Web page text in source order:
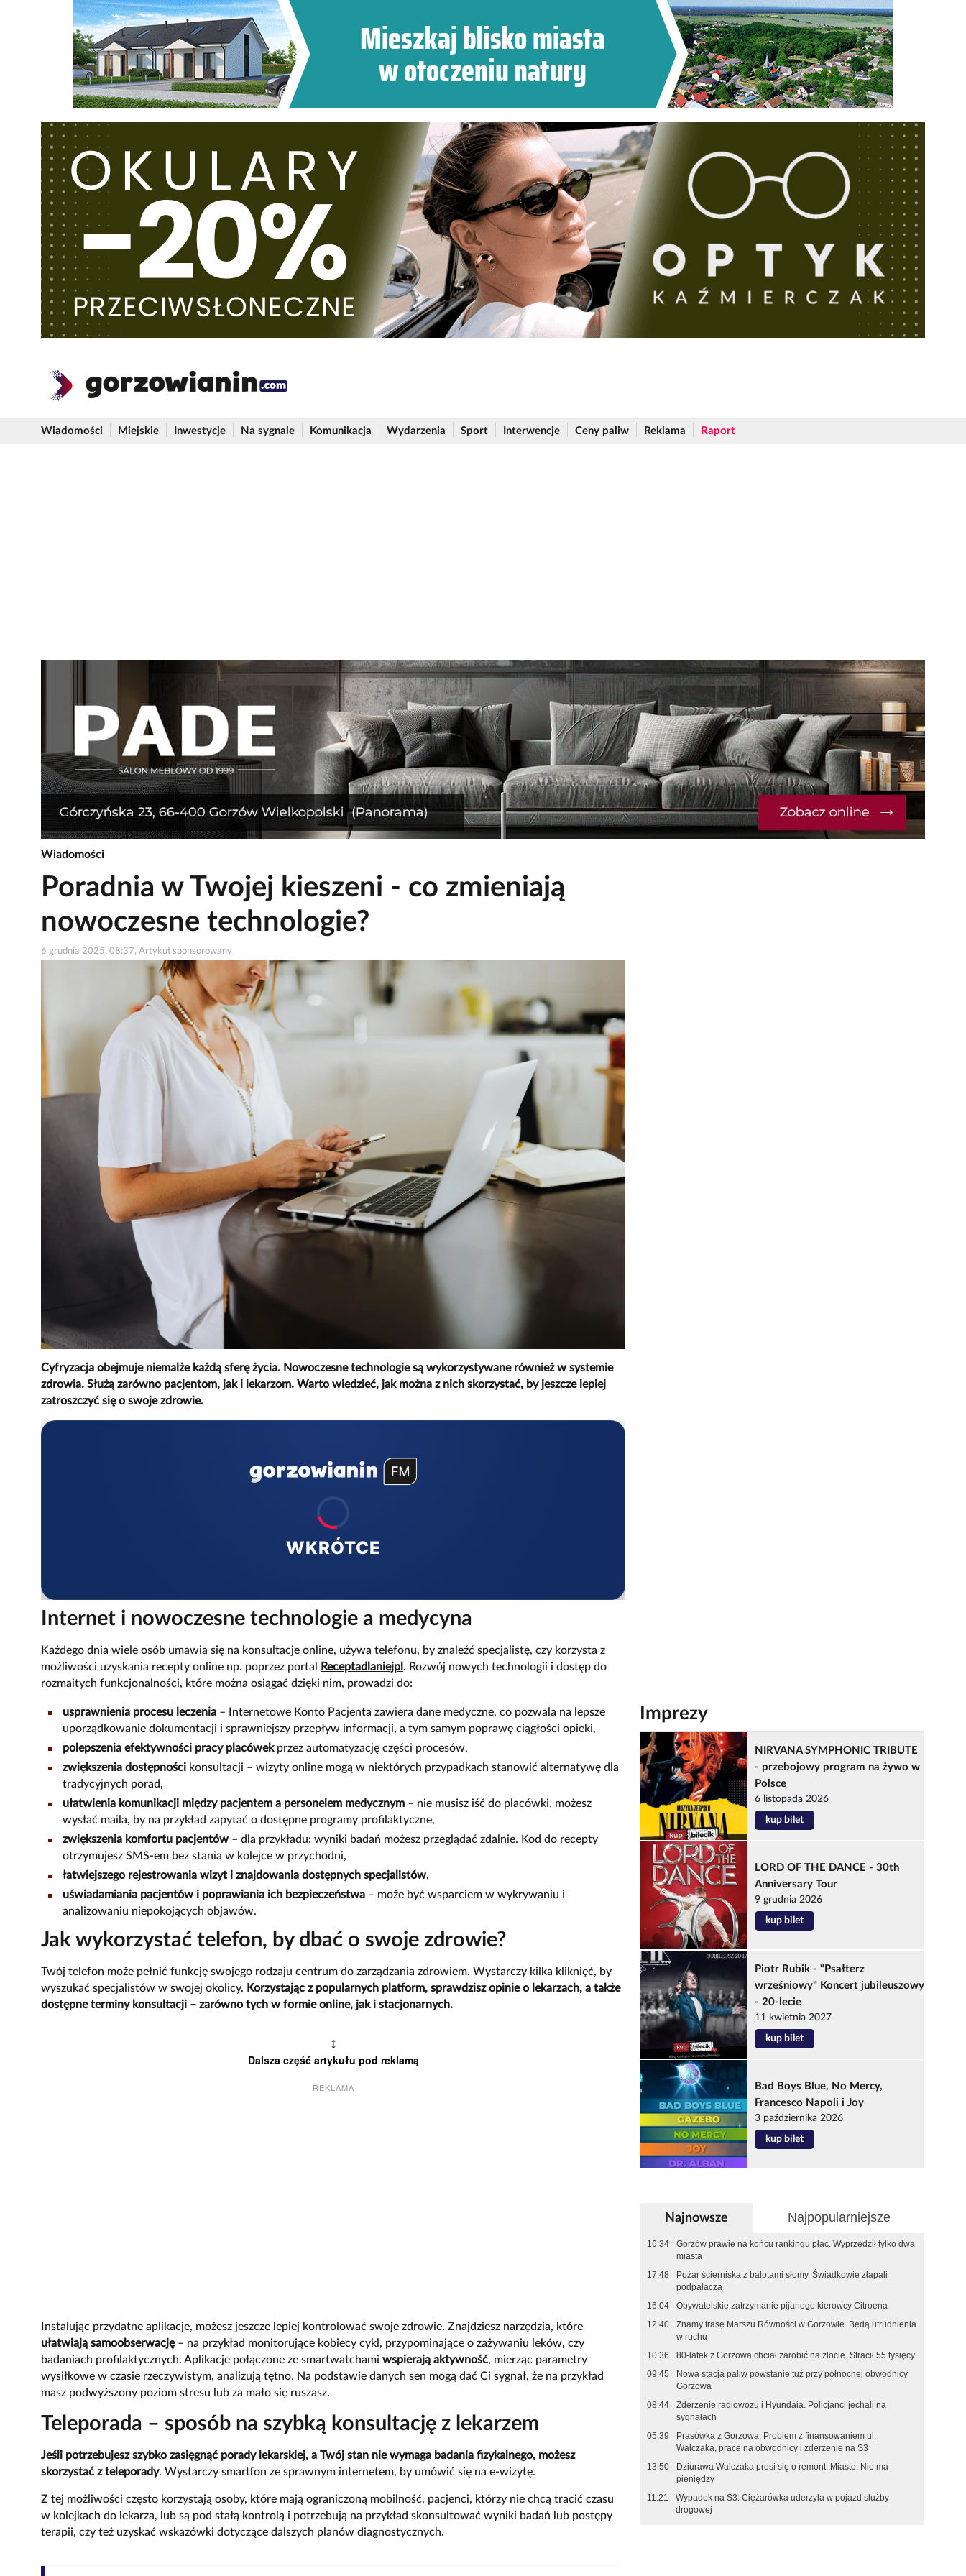
Wiadomości Miejskie Inwestycje Na sygnale Komunikacja Wydarzenia Sport Interwencje Ceny paliw Reklama Raport
Wiadomości
Poradnia w Twojej kieszeni - co zmieniają
nowoczesne technologie?
6 grudnia 2025, 08:37, Artykuł sponsorowany
Cyfryzacja obejmuje niemalże każdą sferę życia. Nowoczesne technologie są wykorzystywane również w systemie
zdrowia. Służą zarówno pacjentom, jak i lekarzom. Warto wiedzieć, jak można z nich skorzystać, by jeszcze lepiej
zatroszczyć się o swoje zdrowie.
WKRÓTCE
Internet i nowoczesne technologie a medycyna
Każdego dnia wiele osób umawia się na konsultacje online, używa telefonu, by znaleźć specjalistę, czy korzysta z
możliwości uzyskania recepty online np. poprzez portal
Receptadlaniejpl . Rozwój nowych technologii i dostęp do
rozmaitych funkcjonalności, które można osiągać dzięki nim, prowadzi do:
usprawnienia procesu leczenia – Internetowe Konto Pacjenta zawiera dane medyczne, co pozwala na lepsze
uporządkowanie dokumentacji i sprawniejszy przepływ informacji, a tym samym poprawę ciągłości opieki,
polepszenia efektywności pracy placówekprzez automatyzację części procesów,
zwiększenia dostępności konsultacji – wizyty online mogą w niektórych przypadkach stanowić alternatywę dla
tradycyjnych porad,
ułatwienia komunikacji między pacjentem a personelem medycznym – nie musisz iść do placówki, możesz
wysłać maila, by na przykład zapytać o dostępne programy profilaktyczne,
zwiększenia komfortu pacjentów – dla przykładu: wyniki badań możesz przeglądać zdalnie. Kod do recepty
otrzymujesz SMS-em bez stania w kolejce w przychodni,
łatwiejszego rejestrowania wizyt i znajdowania dostępnych specjalistów,
uświadamiania pacjentów i poprawiania ich bezpieczeństwa – może być wsparciem w wykrywaniu i
analizowaniu niepokojących objawów.
Jak wykorzystać telefon, by dbać o swoje zdrowie?
Twój telefon może pełnić funkcję swojego rodzaju centrum do zarządzania zdrowiem. Wystarczy kilka kliknięć, by
wyszukać specjalistów w swojej okolicy. Korzystając z popularnych platform, sprawdzisz opinie o lekarzach, a także
dostępne terminy konsultacji – zarówno tych w formie online, jak i stacjonarnych.
↕
Dalsza część artykułu pod reklamą
REKLAMA
Instalując przydatne aplikacje, możesz jeszcze lepiej kontrolować swoje zdrowie. Znajdziesz narzędzia, które
ułatwiają samoobserwację– na przykład monitorujące kobiecy cykl, przypominające o zażywaniu leków, czy
badaniach profilaktycznych. Aplikacje połączone ze smartwatchami wspierają aktywność, mierząc parametry
wysiłkowe w czasie rzeczywistym, analizują tętno. Na podstawie danych sen mogą dać Ci sygnał, że na przykład
masz podwyższony poziom stresu lub za mało się ruszasz.
Teleporada – sposób na szybką konsultację z lekarzem
Jeśli potrzebujesz szybko zasięgnąć porady lekarskiej, a Twój stan nie wymaga badania fizykalnego, możesz
skorzystać z teleporady. Wystarczy smartfon ze sprawnym internetem, by umówić się na e-wizytę.
Z tej możliwości często korzystają osoby, które mają ograniczoną mobilność, pacjenci, którzy nie chcą tracić czasu
w kolejkach do lekarza, lub są pod stałą kontrolą i potrzebują na przykład skonsultować wyniki badań lub postępy
terapii, czy też uzyskać wskazówki dotyczące dalszych planów diagnostycznych.
Imprezy
NIRVANA SYMPHONIC TRIBUTE
- przebojowy program na żywo w
Polsce
6 listopada 2026
kup bilet
LORD OF THE DANCE - 30th
Anniversary Tour
9 grudnia 2026
kup bilet
Piotr Rubik - "Psałterz
wrześniowy" Koncert jubileuszowy
- 20-lecie
11 kwietnia 2027
kup bilet
Bad Boys Blue, No Mercy,
Francesco Napoli i Joy
3 października 2026
kup bilet
Najnowsze Najpopularniejsze
16:34
Gorzów prawie na końcu rankingu płac. Wyprzedził tylko dwa
miasta
17:48
Pożar ścierniska z balotami słomy. Świadkowie złapali
podpalacza
16:04
Obywatelskie zatrzymanie pijanego kierowcy Citroena
12:40
Znamy trasę Marszu Równości w Gorzowie. Będą utrudnienia
w ruchu
10:36
80-latek z Gorzowa chciał zarobić na złocie. Stracił 55 tysięcy
09:45
Nowa stacja paliw powstanie tuż przy północnej obwodnicy
Gorzowa
08:44
Zderzenie radiowozu i Hyundaia. Policjanci jechali na
sygnałach
05:39
Prasówka z Gorzowa: Problem z finansowaniem ul.
Walczaka, prace na obwodnicy i zderzenie na S3
13:50
Dziurawa Walczaka prosi się o remont. Miasto: Nie ma
pieniędzy
11:21
Wypadek na S3. Ciężarówka uderzyła w pojazd służby
drogowej